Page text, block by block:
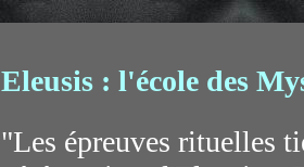
Eleusis : l'école des
"Les épreuves rituelles